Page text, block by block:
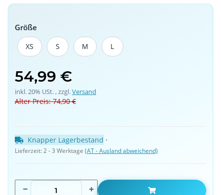
Größe
XS
XS S
S M
M LL
54,99 €
inkl. 20% USt. , zzgl.Versand
Alter Preis: 74,90 €
Knapper Lagerbestand ·
Lieferzeit:2 - 3 Werktage (AT - Ausland abweichend)